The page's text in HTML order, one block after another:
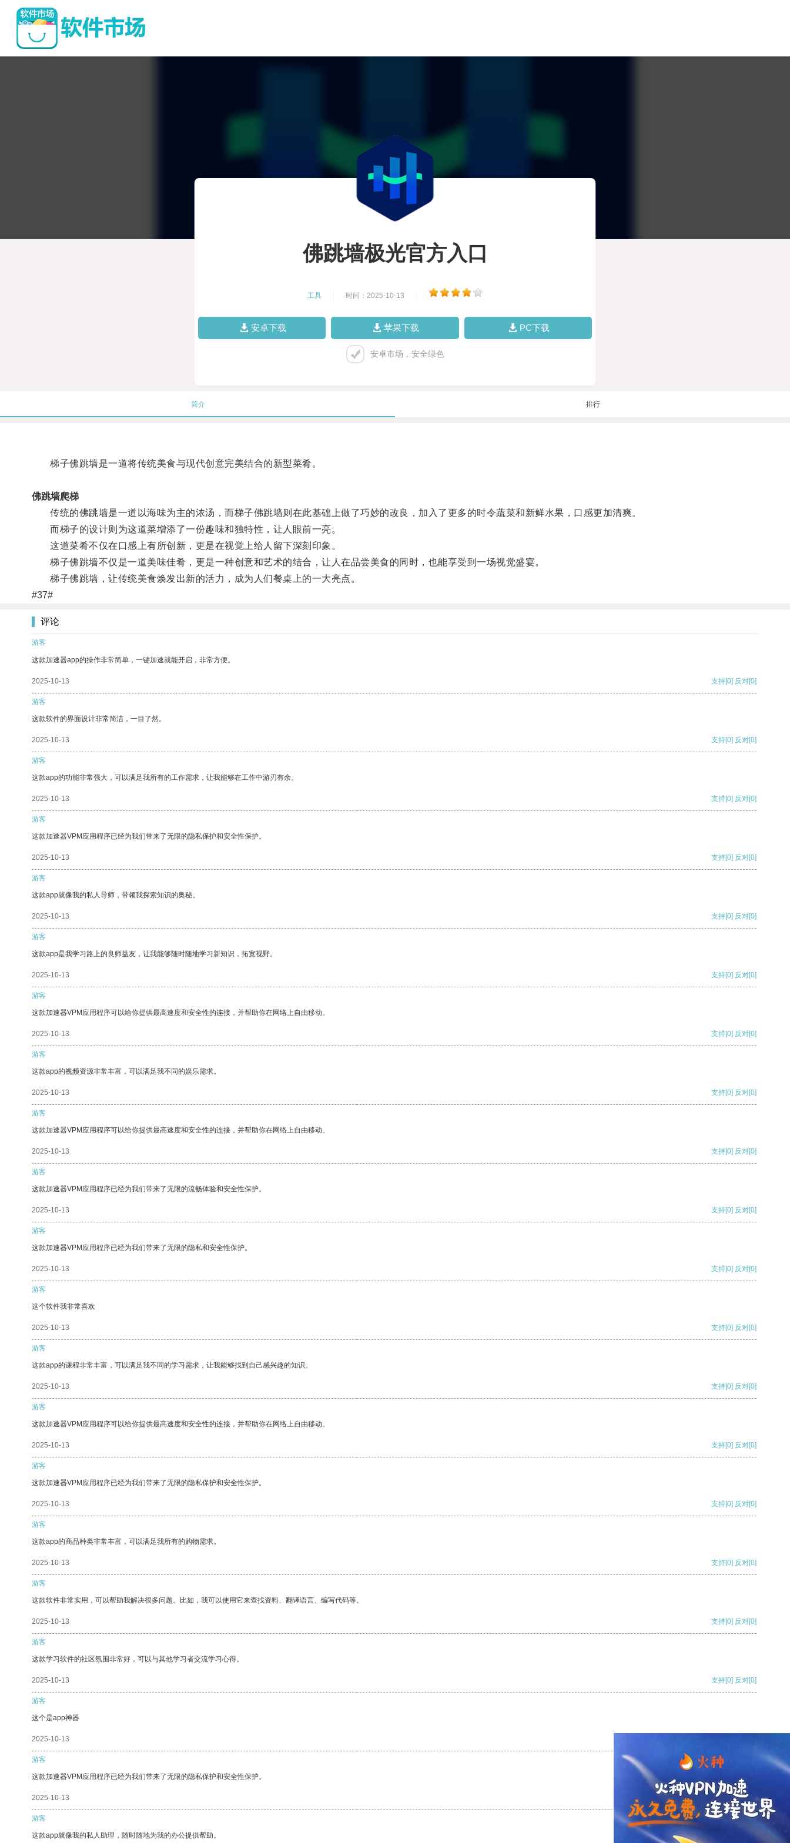
佛跳墙极光官方入口
工具 时间：2025-10-13
安卓下载 苹果下载 PC下载
安卓市场，安全绿色
简介 排行
梯子佛跳墙是一道将传统美食与现代创意完美结合的新型菜肴。
佛跳墙爬梯
传统的佛跳墙是一道以海味为主的浓汤，而梯子佛跳墙则在此基础上做了巧妙的改良，加入了更多的时令蔬菜和新鲜水果，口感更加清爽。
而梯子的设计则为这道菜增添了一份趣味和独特性，让人眼前一亮。
这道菜肴不仅在口感上有所创新，更是在视觉上给人留下深刻印象。
梯子佛跳墙不仅是一道美味佳肴，更是一种创意和艺术的结合，让人在品尝美食的同时，也能享受到一场视觉盛宴。
梯子佛跳墙，让传统美食焕发出新的活力，成为人们餐桌上的一大亮点。
#37#
评论
游客
这款加速器app的操作非常简单，一键加速就能开启，非常方便。
2025-10-13 支持[0] 反对[0]
游客
这款软件的界面设计非常简洁，一目了然。
2025-10-13 支持[0] 反对[0]
游客
这款app的功能非常强大，可以满足我所有的工作需求，让我能够在工作中游刃有余。
2025-10-13 支持[0] 反对[0]
游客
这款加速器VPM应用程序已经为我们带来了无限的隐私保护和安全性保护。
2025-10-13 支持[0] 反对[0]
游客
这款app就像我的私人导师，带领我探索知识的奥秘。
2025-10-13 支持[0] 反对[0]
游客
这款app是我学习路上的良师益友，让我能够随时随地学习新知识，拓宽视野。
2025-10-13 支持[0] 反对[0]
游客
这款加速器VPM应用程序可以给你提供最高速度和安全性的连接，并帮助你在网络上自由移动。
2025-10-13 支持[0] 反对[0]
游客
这款app的视频资源非常丰富，可以满足我不同的娱乐需求。
2025-10-13 支持[0] 反对[0]
游客
这款加速器VPM应用程序可以给你提供最高速度和安全性的连接，并帮助你在网络上自由移动。
2025-10-13 支持[0] 反对[0]
游客
这款加速器VPM应用程序已经为我们带来了无限的流畅体验和安全性保护。
2025-10-13 支持[0] 反对[0]
游客
这款加速器VPM应用程序已经为我们带来了无限的隐私和安全性保护。
2025-10-13 支持[0] 反对[0]
游客
这个软件我非常喜欢
2025-10-13 支持[0] 反对[0]
游客
这款app的课程非常丰富，可以满足我不同的学习需求，让我能够找到自己感兴趣的知识。
2025-10-13 支持[0] 反对[0]
游客
这款加速器VPM应用程序可以给你提供最高速度和安全性的连接，并帮助你在网络上自由移动。
2025-10-13 支持[0] 反对[0]
游客
这款加速器VPM应用程序已经为我们带来了无限的隐私保护和安全性保护。
2025-10-13 支持[0] 反对[0]
游客
这款app的商品种类非常丰富，可以满足我所有的购物需求。
2025-10-13 支持[0] 反对[0]
游客
这款软件非常实用，可以帮助我解决很多问题。比如，我可以使用它来查找资料、翻译语言、编写代码等。
2025-10-13 支持[0] 反对[0]
游客
这款学习软件的社区氛围非常好，可以与其他学习者交流学习心得。
2025-10-13 支持[0] 反对[0]
游客
这个是app神器
2025-10-13
游客
这款加速器VPM应用程序已经为我们带来了无限的隐私保护和安全性保护。
2025-10-13 支持 [0] 反对[0]
游客
这款app就像我的私人助理，随时随地为我的办公提供帮助。